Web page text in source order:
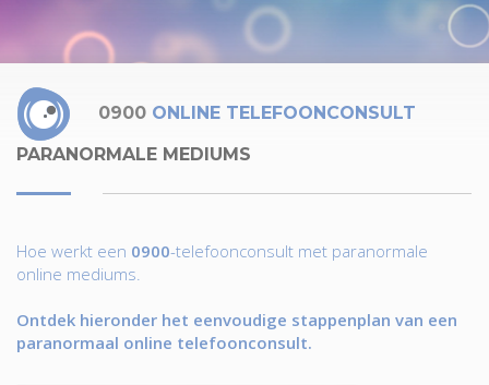
0900 ONLINE TELEFOONCONSULT
PARANORMALE MEDIUMS
Hoe werkt een 0900-telefoonconsult met paranormale
online mediums.
Ontdek hieronder het eenvoudige stappenplan van een
paranormaal online telefoonconsult.